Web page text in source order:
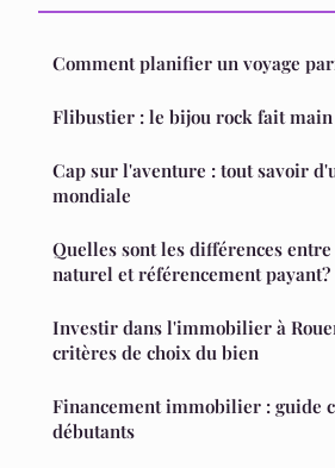
Comment planifier un voyage
Flibustier : le bijou rock fait main
Cap sur l'aventure : tout savoir
mondiale
Quelles sont les différences
naturel et référencement payant?
Investir dans l'immobilier à
critères de choix du bien
Financement immobilier : guide
débutants